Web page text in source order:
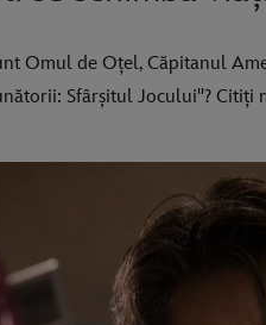
Omul de Oțel, Căpitanul
Sfârșitul Jocului"? Citiți